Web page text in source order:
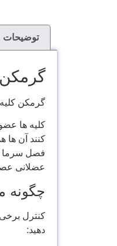
توضیحات
گرمکن
گرمکن
کلیه ها
کنند آن ها
فصل سرما
عضلانی
چگونه
کنترل
دهید: